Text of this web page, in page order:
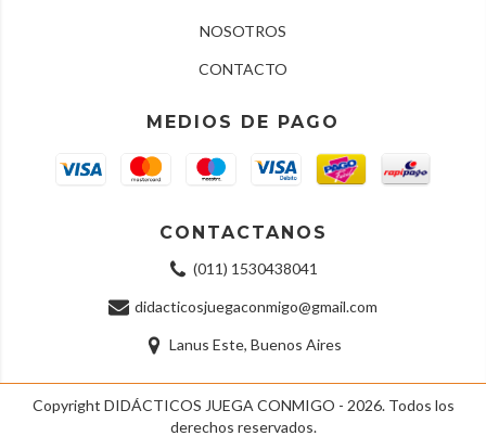
NOSOTROS
CONTACTO
MEDIOS DE PAGO
CONTACTANOS
(011) 1530438041
didacticosjuegaconmigo@gmail.com
Lanus Este, Buenos Aires
Copyright DIDÁCTICOS JUEGA CONMIGO - 2026. Todos los
derechos reservados.